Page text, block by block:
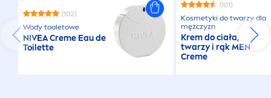
(102)
Wody toaletowe
NIVEACreme Eau de
Toilette
(101)
Kosmetyki do twarzy dla
mężczyzn
Krem do ciała,
twarzy i rąkMEN
Creme